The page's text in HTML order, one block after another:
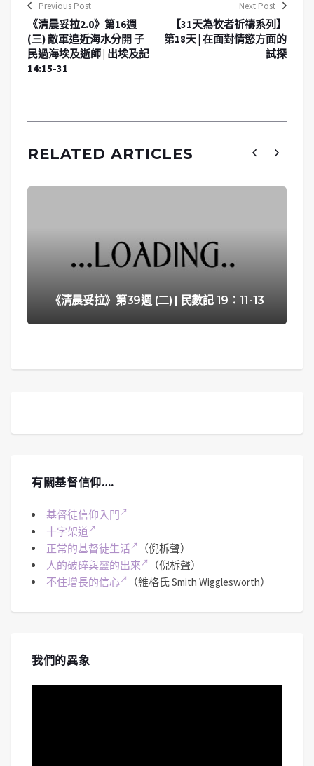
Previous Post
《清晨妥拉2.0》第16週
(三) 敵軍追近海水分開 子
民過海埃及逝師 | 出埃及記
14:15-31
Next Post
【31天為牧者祈禱系列】
第18天 | 在面對情慾方面的
試探
RELATED ARTICLES
《清晨妥拉》第39週 (二) | 民數記 19：11-13
有關基督信仰….
基督徒信仰入門
十字架道
正常的基督徒生活
（倪柝聲）
人的破碎與靈的出來
（倪柝聲）
不住增長的信心
（維格氏 Smith Wigglesworth）
我們的異象